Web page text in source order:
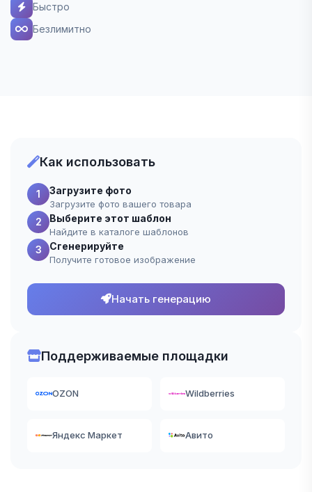
Быстро
Безлимитно
Как использовать
1 Загрузите фото
Загрузите фото вашего товара
2 Выберите этот шаблон
Найдите в каталоге шаблонов
3 Сгенерируйте
Получите готовое изображение
Начать генерацию
Поддерживаемые площадки
OZON Wildberries
Яндекс Маркет Авито